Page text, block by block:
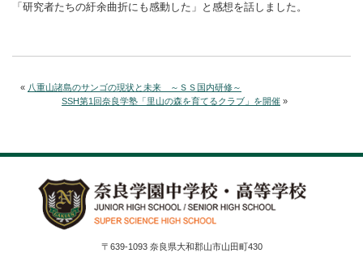
「研究者たちの紆余曲折にも感動した」と感想を話しました。
« 八重山諸島のサンゴの現状と未来 ～ＳＳ国内研修～
SSH第1回奈良学塾「里山の森を育てるクラブ」を開催 »
〒639-1093 奈良県大和郡山市山田町430